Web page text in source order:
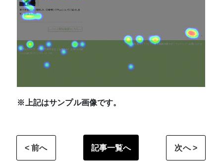
※上記はサンプル画像です。
< 前へ 記事一覧へ 次へ >